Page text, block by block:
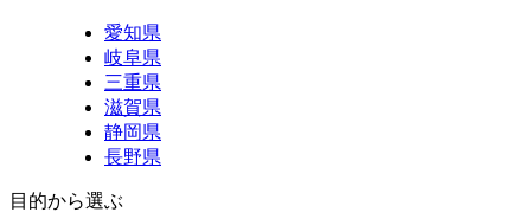
愛知県
岐阜県
三重県
滋賀県
静岡県
長野県
目的から選ぶ